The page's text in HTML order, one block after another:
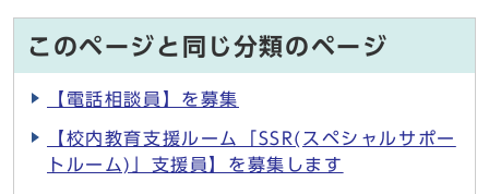
このページと同じ分類のページ
【電話相談員】を募集
【校内教育支援ルーム「SSR(スペシャルサポー
トルーム)」支援員】を募集します